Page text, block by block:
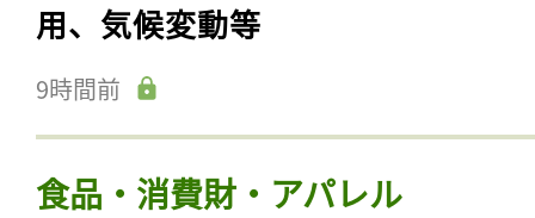
用、気候変動等
9時間前
食品・消費財・アパレル